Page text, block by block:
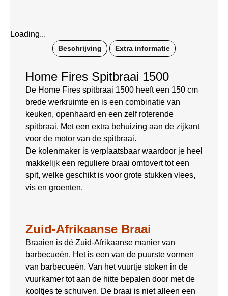
Loading...
Beschrijving Extra informatie
Home Fires Spitbraai 1500
De Home Fires spitbraai 1500 heeft een 150 cm
brede werkruimte en is een combinatie van
keuken, openhaard en een zelf roterende
spitbraai. Met een extra behuizing aan de zijkant
voor de motor van de spitbraai.
De kolenmaker is verplaatsbaar waardoor je heel
makkelijk een reguliere braai omtovert tot een
spit, welke geschikt is voor grote stukken vlees,
vis en groenten.
Zuid-Afrikaanse Braai
Braaien is dé Zuid-Afrikaanse manier van
barbecueën. Het is een van de puurste vormen
van barbecueën. Van het vuurtje stoken in de
vuurkamer tot aan de hitte bepalen door met de
kooltjes te schuiven. De braai is niet alleen een